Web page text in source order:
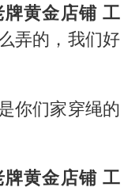
黄金店铺 工
弄的，我们好
你们家穿绳的
黄金店铺 工